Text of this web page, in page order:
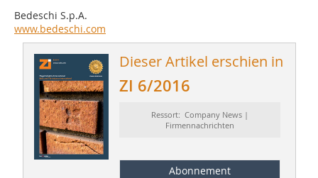
Bedeschi S.p.A.
www.bedeschi.com
Dieser Artikel erschien in
ZI 6/2016
Ressort: Company News |
Firmennachrichten
Abonnement